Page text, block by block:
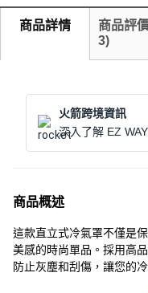
商品詳情 商品評
3)
火箭跨境資訊
深入了解 EZ
商品概述
這款直立式冷氣罩不僅是
美感的時尚單品。採用高
防止灰塵和刮傷，讓您的